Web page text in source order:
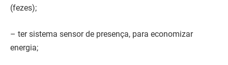
(fezes);
– ter sistema sensor de presença, para economizar
energia;